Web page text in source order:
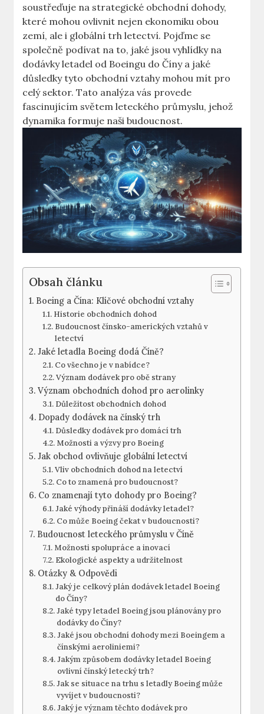
soustřeďuje na ⁤strategické obchodní dohody,
⁣které mohou ovlivnit nejen ekonomiku obou
zemí,‌ ale i‌ globální trh letectví. Pojďme se
⁣společně podívat na to, jaké jsou vyhlídky na
dodávky ​letadel od Boeingu ​do Číny⁢ a jaké
důsledky tyto obchodní vztahy⁤ mohou⁤ mít pro ​
celý sektor.⁣ Tato ⁣analýza vás provede
fascinujícím ⁤světem leteckého‌ průmyslu, jehož
dynamika formuje⁤ naši budoucnost.
Obsah článku
Boeing⁤ a Čína: Klíčové obchodní vztahy
Historie obchodních⁤ dohod
Budoucnost⁤ čínsko-amerických vztahů v
letectví
Jaké letadla ​Boeing dodá Číně?
Co⁢ všechno je ⁢v nabídce?
Význam dodávek ​pro obě strany
Význam obchodních ​dohod‍ pro aerolinky
Důležitost obchodních dohod
Dopady ​dodávek na čínský trh
Důsledky dodávek ​pro ​domácí trh
Možnosti a ​výzvy pro​ Boeing
Jak obchod ovlivňuje globální letectví
Vliv obchodních dohod na letectví
Co to znamená pro budoucnost?
Co znamenají tyto dohody ⁣pro Boeing?
Jaké výhody přináší dodávky letadel?
Co může Boeing čekat⁣ v budoucnosti?
Budoucnost leteckého průmyslu​ v Číně
Možnosti spolupráce a‍ inovací
Ekologické aspekty a udržitelnost
Otázky &‌ Odpovědi
Jaký⁤ je celkový​ plán⁣ dodávek letadel Boeing
⁢do Číny?
Jaké typy ⁢letadel Boeing ⁢jsou plánovány‌ pro⁣
dodávky do ⁤Číny?
Jaké‌ jsou obchodní dohody mezi Boeingem a
čínskými aeroliniemi?
Jakým způsobem dodávky letadel Boeing
ovlivní čínský letecký trh?
Jak‍ se situace na trhu s letadly Boeing může
vyvíjet ​v budoucnosti?
Jaký je význam ⁢těchto ⁣dodávek pro